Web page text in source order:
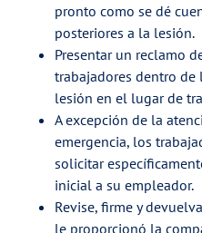
pronto como se dé
posteriores a la lesión.
Presentar un reclamo
trabajadores dentro de
lesión en el lugar de
A excepción de la
emergencia, los
solicitar
inicial a su empleador.
Revise, firme y
le proporcionó la